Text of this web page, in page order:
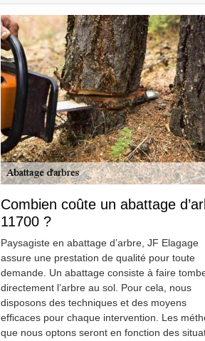
Combien coûte un abattage
11700 ?
Paysagiste en abattage d’arbre, JF Elagage
assure une prestation de qualité pour toute
demande. Un abattage consiste à faire
directement l’arbre au sol. Pour cela, nous
disposons des techniques et des moyens
efficaces pour chaque intervention. Les
que nous optons seront en fonction des